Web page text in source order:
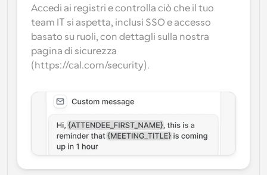
Accedi ai registri e controlla ciò che il tuo
team IT si aspetta, inclusi SSO e accesso
basato su ruoli, con dettagli sulla nostra
pagina di sicurezza
(https://cal.com/security).